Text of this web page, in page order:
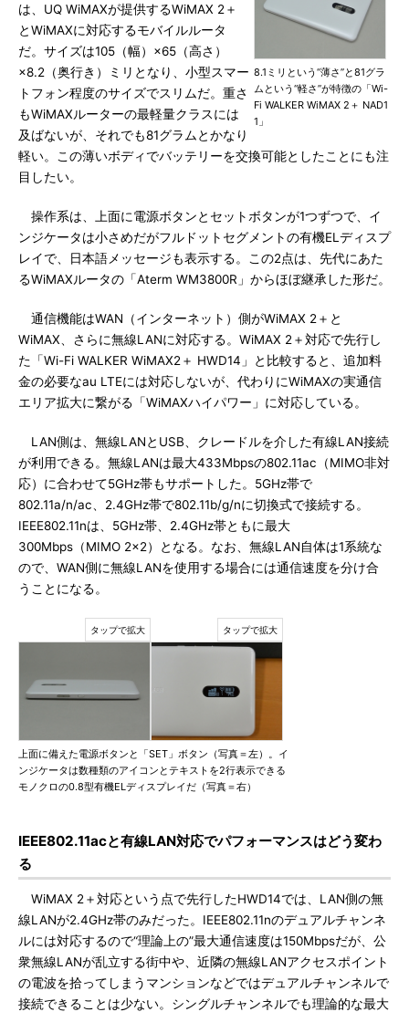
8.1ミリという“薄さ”と81グラ
ムという“軽さ”が特徴の「Wi-
Fi WALKER WiMAX 2＋ NAD1
1」
は、UQ WiMAXが提供するWiMAX 2＋
とWiMAXに対応するモバイルルータ
だ。サイズは105（幅）×65（高さ）
×8.2（奥行き）ミリとなり、小型スマー
トフォン程度のサイズでスリムだ。重さ
もWiMAXルーターの最軽量クラスには
及ばないが、それでも81グラムとかなり
軽い。この薄いボディでバッテリーを交換可能としたことにも注
目したい。
操作系は、上面に電源ボタンとセットボタンが1つずつで、イ
ンジケータは小さめだがフルドットセグメントの有機ELディスプ
レイで、日本語メッセージも表示する。この2点は、先代にあた
るWiMAXルータの「Aterm WM3800R」からほぼ継承した形だ。
通信機能はWAN（インターネット）側がWiMAX 2＋と
WiMAX、さらに無線LANに対応する。WiMAX 2＋対応で先行し
た「Wi-Fi WALKER WiMAX2＋ HWD14」と比較すると、追加料
金の必要なau LTEには対応しないが、代わりにWiMAXの実通信
エリア拡大に繋がる「WiMAXハイパワー」に対応している。
LAN側は、無線LANとUSB、クレードルを介した有線LAN接続
が利用できる。無線LANは最大433Mbpsの802.11ac（MIMO非対
応）に合わせて5GHz帯もサポートした。5GHz帯で
802.11a/n/ac、2.4GHz帯で802.11b/g/nに切換式で接続する。
IEEE802.11nは、5GHz帯、2.4GHz帯ともに最大
300Mbps（MIMO 2×2）となる。なお、無線LAN自体は1系統な
ので、WAN側に無線LANを使用する場合には通信速度を分け合
うことになる。
上面に備えた電源ボタンと「SET」ボタン（写真＝左）。イ
ンジケータは数種類のアイコンとテキストを2行表示できる
モノクロの0.8型有機ELディスプレイだ（写真＝右）
IEEE802.11acと有線LAN対応でパフォーマンスはどう変わ
る
WiMAX 2＋対応という点で先行したHWD14では、LAN側の無
線LANが2.4GHz帯のみだった。IEEE802.11nのデュアルチャンネ
ルには対応するので“理論上の”最大通信速度は150Mbpsだが、公
衆無線LANが乱立する街中や、近隣の無線LANアクセスポイント
の電波を拾ってしまうマンションなどではデュアルチャンネルで
接続できることは少ない。シングルチャンネルでも理論的な最大